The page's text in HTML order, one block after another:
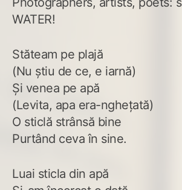
WATER!
Stăteam pe plajă
(Nu ştiu de ce, e iarnă)
Şi venea pe apă
(Levita, apa era-ngheţată)
O sticlă strânsă bine
Purtând ceva în sine.
Luai sticla din apă